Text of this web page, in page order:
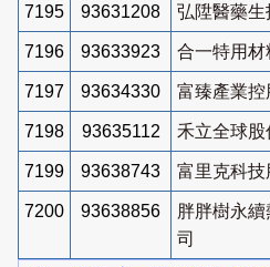
7195 93631208 弘陞醫藥生
7196 93633923 合一特用材
7197 93634330 富臻產業控
7198 93635112 禾立全球股
7199 93638743 富里克科技
7200 93638856
胖胖樹永
司